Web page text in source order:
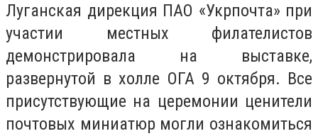
Луганская дирекция ПАО «Укрпочта» при
участии местных филателистов
демонстрировала на выставке,
развернутой в холле ОГА 9 октября. Все
присутствующие на церемонии ценители
почтовых миниатюр могли ознакомиться